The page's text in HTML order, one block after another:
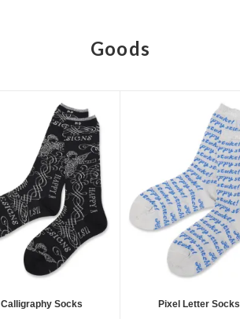
Goods
Calligraphy Socks Pixel Letter Socks